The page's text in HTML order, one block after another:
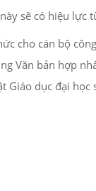
sẽ có hiệu lực
cho cán bộ
Văn bản hợp
Giáo dục đại học